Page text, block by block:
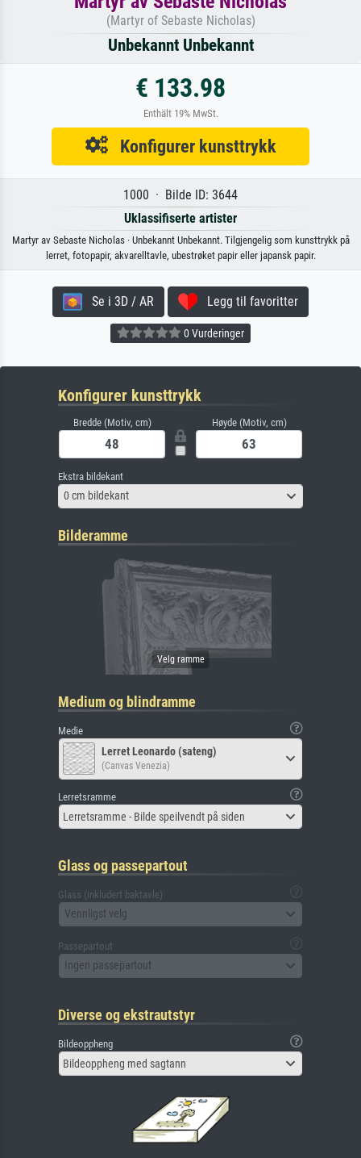
(Martyr of Sebaste Nicholas)
Unbekannt Unbekannt
€ 133.98
Enthält 19% MwSt.
Konfigurer kunsttrykk
1000 · Bilde ID: 3644
Uklassifiserte artister
Martyr av Sebaste Nicholas · Unbekannt Unbekannt. Tilgjengelig som kunsttrykk på
lerret, fotopapir, akvarelltavle, ubestrøket papir eller japansk papir.
Se i 3D / AR Legg til favoritter
0 Vurderinger
Konfigurer kunsttrykk
Bredde (Motiv, cm) Høyde (Motiv, cm)
Ekstra bildekant
0 cm bildekant
Bilderamme
Medium og blindramme
Medie
Lerret Leonardo (sateng)
(Canvas Venezia)
Lerretsramme
Lerretsramme - Bilde speilvendt på siden
Glass og passepartout
Glass (inkludert baktavle)
Vennligst velg
Passepartout
Ingen passepartout
Diverse og ekstrautstyr
Bildeoppheng
Bildeoppheng med sagtann